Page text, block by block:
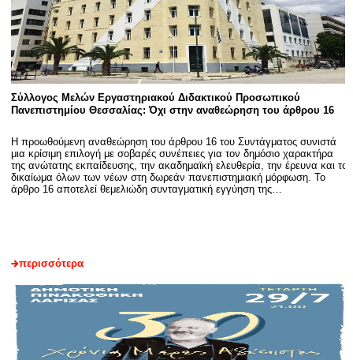
Σύλλογος Μελών Εργαστηριακού Διδακτικού Προσωπικού
Πανεπιστημίου Θεσσαλίας: Όχι στην αναθεώρηση του άρθρου 16
Η προωθούμενη αναθεώρηση του άρθρου 16 του Συντάγματος συνιστά
μια κρίσιμη επιλογή με σοβαρές συνέπειες για τον δημόσιο χαρακτήρα
της ανώτατης εκπαίδευσης, την ακαδημαϊκή ελευθερία, την έρευνα και το
δικαίωμα όλων των νέων στη δωρεάν πανεπιστημιακή μόρφωση. Το
άρθρο 16 αποτελεί θεμελιώδη συνταγματική εγγύηση της…
περισσότερα